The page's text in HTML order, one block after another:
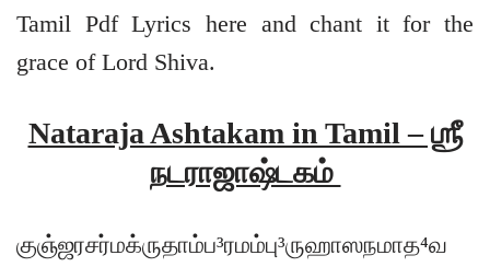
Tamil Pdf Lyrics here and chant it for the
grace of Lord Shiva.
Nataraja Ashtakam in Tamil – ஶ்ரீ
நடராஜாஷ்டகம்
குஞ்ஜரசர்மக்ருதாம்ப³ரமம்பு³ருஹாஸநமாத⁴வ